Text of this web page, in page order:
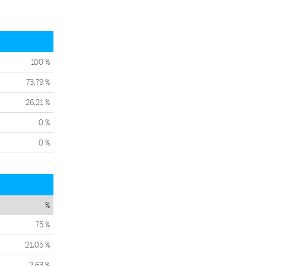
100 %
73,79 %
26,21 %
0 %
0 %
%
75 %
21,05 %